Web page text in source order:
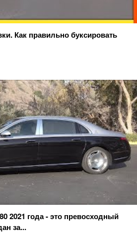
Как правильно буксировать
2021 года - это превосходный
за...